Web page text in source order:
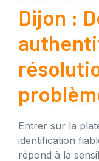
Dijon :
Entrer sur la
identification
répond à la